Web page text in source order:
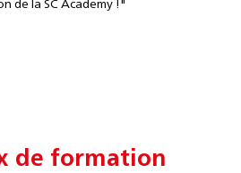
de la SC Academy !"
de formation